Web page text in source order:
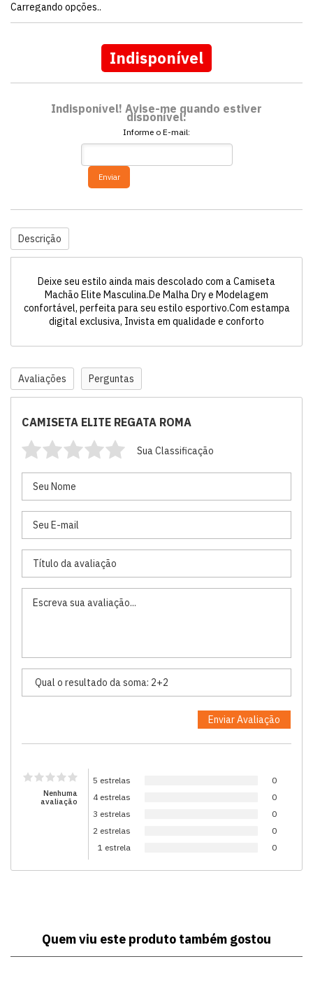
Carregando opções..
Indisponível
Indisponível! Avise-me quando estiver
disponível:
Informe o E-mail:
Enviar
Descrição
Deixe seu estilo ainda mais descolado com a Camiseta
Machão Elite Masculina.De Malha Dry e Modelagem
confortável, perfeita para seu estilo esportivo.Com estampa
digital exclusiva, Invista em qualidade e conforto
Avaliações Perguntas
CAMISETA ELITE REGATA ROMA
Sua Classificação
Nenhuma
avaliação
5 estrelas
0
4 estrelas
0
3 estrelas
0
2 estrelas
0
1 estrela
0
Quem viu este produto também gostou